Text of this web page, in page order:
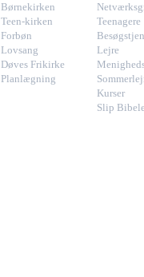
Børnekirken
Teen-kirken
Forbøn
Lovsang
Døves Frikirke
Planlægning
Teenagere
Lejre
Kurser
Slip